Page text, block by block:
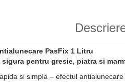
PasFix 1 Litru
sigura pentru gresie, piatra si
si simpla – efectul